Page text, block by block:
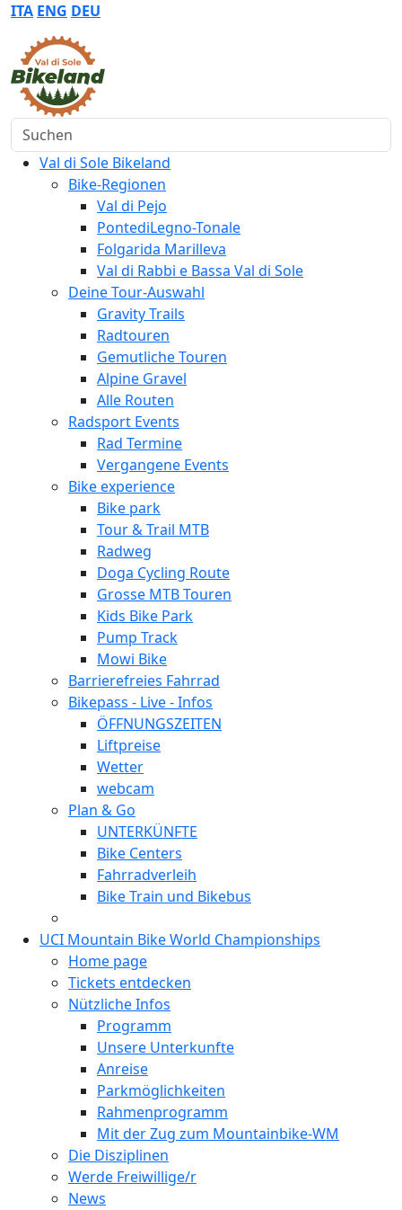
ITA ENG DEU
Suchen
Val di Sole Bikeland
Bike-Regionen
Val di Pejo
PontediLegno-Tonale
Folgarida Marilleva
Val di Rabbi e Bassa Val di Sole
Deine Tour-Auswahl
Gravity Trails
Radtouren
Gemutliche Touren
Alpine Gravel
Alle Routen
Radsport Events
Rad Termine
Vergangene Events
Bike experience
Bike park
Tour & Trail MTB
Radweg
Doga Cycling Route
Grosse MTB Touren
Kids Bike Park
Pump Track
Mowi Bike
Barrierefreies Fahrrad
Bikepass - Live - Infos
ÖFFNUNGSZEITEN
Liftpreise
Wetter
webcam
Plan & Go
UNTERKÜNFTE
Bike Centers
Fahrradverleih
Bike Train und Bikebus
UCI Mountain Bike World Championships
Home page
Tickets entdecken
Nützliche Infos
Programm
Unsere Unterkunfte
Anreise
Parkmöglichkeiten
Rahmenprogramm
Mit der Zug zum Mountainbike-WM
Die Disziplinen
Werde Freiwillige/r
News